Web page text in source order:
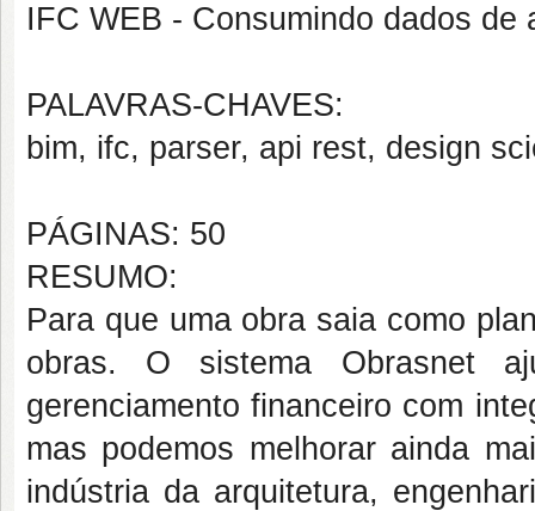
IFC WEB - Consumindo dados
PALAVRAS-CHAVES:
bim, ifc, parser, api rest, design
PÁGINAS: 50
RESUMO:
Para que uma obra saia como
obras. O sistema Obrasnet
gerenciamento financeiro com
mas podemos melhorar ainda
indústria da arquitetura,